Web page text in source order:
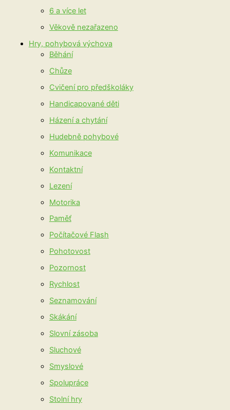
6 a více let
Věkově nezařazeno
Hry, pohybová výchova
Běhání
Chůze
Cvičení pro předškoláky
Handicapované děti
Házení a chytání
Hudebně pohybové
Komunikace
Kontaktní
Lezení
Motorika
Paměť
Počítačové Flash
Pohotovost
Pozornost
Rychlost
Seznamování
Skákání
Slovní zásoba
Sluchové
Smyslové
Spolupráce
Stolní hry